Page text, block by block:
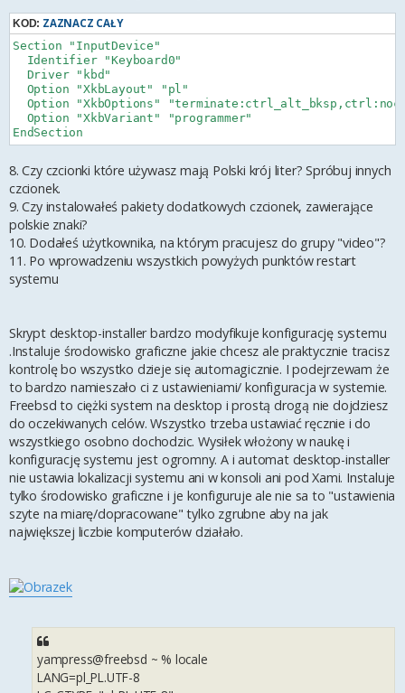
KOD: ZAZNACZ CAŁY
Section "InputDevice"
  Identifier "Keyboard0"
  Driver "kbd"
  Option "XkbLayout" "pl"
Option "XkbOptions"
  Option "XkbVariant" "programmer"
8. Czy czcionki które używasz mają Polski krój liter? Spróbuj innych
czcionek.
9. Czy instalowałeś pakiety dodatkowych czcionek, zawierające
polskie znaki?
10. Dodałeś użytkownika, na którym pracujesz do grupy "video"?
11. Po wprowadzeniu wszystkich powyżych punktów restart
systemu
Skrypt desktop-installer bardzo modyfikuje konfigurację systemu
.Instaluje środowisko graficzne jakie chcesz ale praktycznie tracisz
kontrolę bo wszystko dzieje się automagicznie. I podejrzewam że
to bardzo namieszało ci z ustawieniami/ konfiguracja w systemie.
Freebsd to ciężki system na desktop i prostą drogą nie dojdziesz
do oczekiwanych celów. Wszystko trzeba ustawiać ręcznie i do
wszystkiego osobno dochodzic. Wysiłek włożony w naukę i
konfigurację systemu jest ogromny. A i automat desktop-installer
nie ustawia lokalizacji systemu ani w konsoli ani pod Xami. Instaluje
tylko środowisko graficzne i je konfiguruje ale nie sa to "ustawienia
szyte na miarę/dopracowane" tylko zgrubne aby na jak
największej liczbie komputerów działało.
yampress@freebsd ~ % locale
LANG=pl_PL.UTF-8